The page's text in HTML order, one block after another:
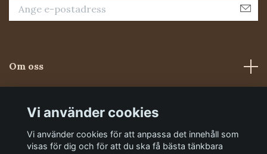
Om oss
Sociala medier
Vi använder cookies
Vi använder cookies för att anpassa det innehåll som
visas för dig och för att du ska få bästa tänkbara